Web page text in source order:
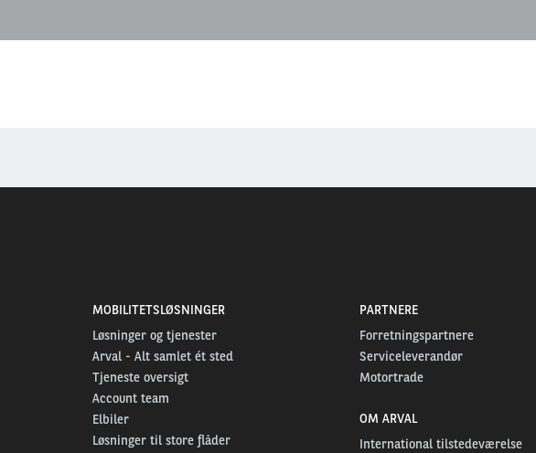
MOBILITETSLØSNINGER
Løsninger og tjenester
Arval - Alt samlet ét sted
Tjeneste oversigt
Account team
Elbiler
Løsninger til store flåder
PARTNERE
Forretningspartnere
Serviceleverandør
Motortrade
OM ARVAL
International tilstedeværelse